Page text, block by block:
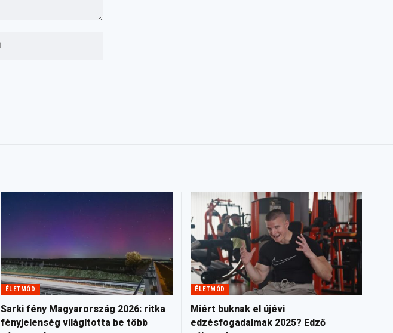
ÉLETMÓD
Sarki fény Magyarország 2026: ritka
fényjelenség világította be több
ÉLETMÓD
Miért buknak el újévi
edzésfogadalmak 2025? Edző